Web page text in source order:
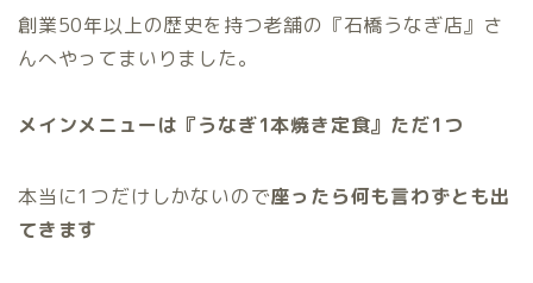
創業50年以上の歴史を持つ老舗の『石橋うなぎ店』さ
んへやってまいりました。
メインメニューは『うなぎ1本焼き定食』ただ1つ
本当に1つだけしかないので座ったら何も言わずとも出
てきます